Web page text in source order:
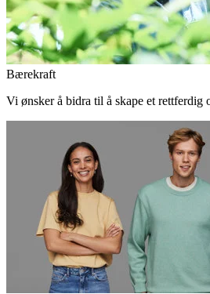
Bærekraft
Vi ønsker å bidra til å skape et